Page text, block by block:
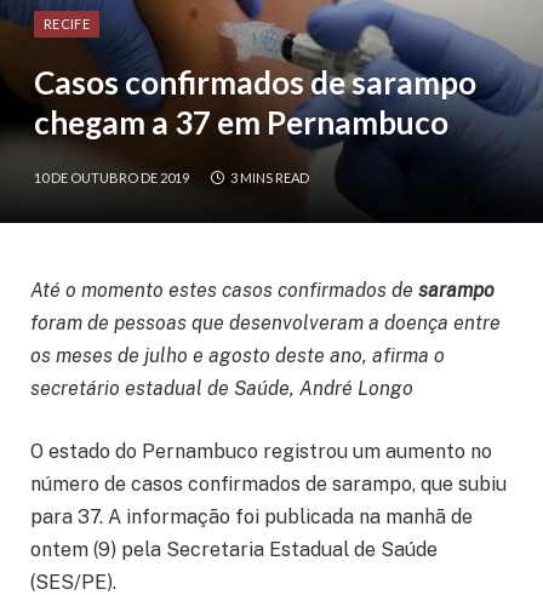
RECIFE
Casos confirmados de sarampo
chegam a 37 em Pernambuco
10 DE OUTUBRO DE 2019 3 MINS READ
Até o momento estes casos confirmados de sarampo
foram de pessoas que desenvolveram a doença entre
os meses de julho e agosto deste ano, afirma o
secretário estadual de Saúde, André Longo
O estado do Pernambuco registrou um aumento no
número de casos confirmados de sarampo, que subiu
para 37. A informação foi publicada na manhã de
ontem (9) pela Secretaria Estadual de Saúde
(SES/PE).